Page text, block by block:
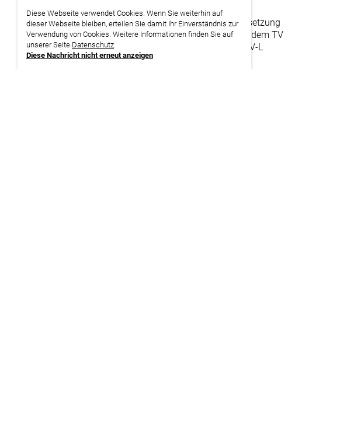
Diese Webseite verwendet Cookies. Wenn Sie weiterhin auf
dieser Webseite bleiben, erteilen Sie damit Ihr Einverständnis zur
Verwendung von Cookies. Weitere Informationen finden Sie auf
unserer Seite Datenschutz.
Diese Nachricht nicht erneut anzeigen
Aufgaben und Beteiligungsrechte der
Interessenvertretung, betriebliche Umsetzung
der tarifvertraglichen Regelungen aus dem TV
ASB BW 2 einzelnen Abschnitte des TV-L